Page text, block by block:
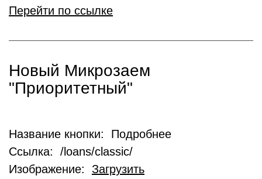
Перейти по ссылке
Новый Микрозаем
"Приоритетный"
Название кнопки: Подробнее
Ссылка: /loans/classic/
Изображение: Загрузить